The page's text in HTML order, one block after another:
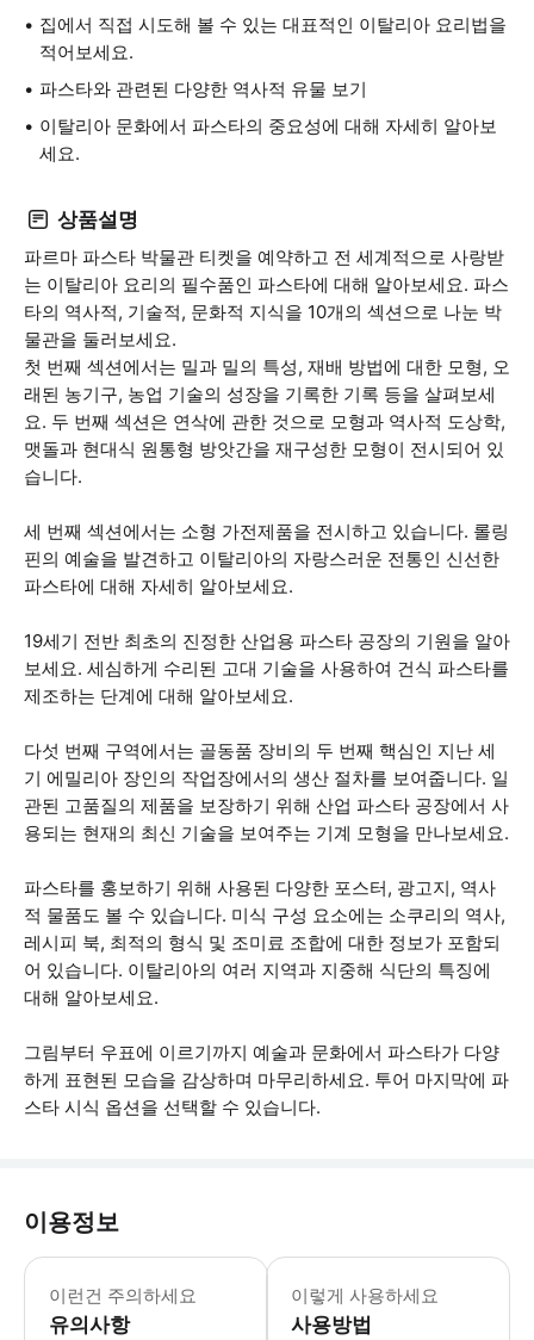
집에서 직접 시도해 볼 수 있는 대표적인 이탈리아 요리법을
적어보세요.
파스타와 관련된 다양한 역사적 유물 보기
이탈리아 문화에서 파스타의 중요성에 대해 자세히 알아보
세요.
상품설명
파르마 파스타 박물관 티켓을 예약하고 전 세계적으로 사랑받
는 이탈리아 요리의 필수품인 파스타에 대해 알아보세요. 파스
타의 역사적, 기술적, 문화적 지식을 10개의 섹션으로 나눈 박
물관을 둘러보세요.
첫 번째 섹션에서는 밀과 밀의 특성, 재배 방법에 대한 모형, 오
래된 농기구, 농업 기술의 성장을 기록한 기록 등을 살펴보세
요. 두 번째 섹션은 연삭에 관한 것으로 모형과 역사적 도상학,
맷돌과 현대식 원통형 방앗간을 재구성한 모형이 전시되어 있
습니다.
세 번째 섹션에서는 소형 가전제품을 전시하고 있습니다. 롤링
핀의 예술을 발견하고 이탈리아의 자랑스러운 전통인 신선한
파스타에 대해 자세히 알아보세요.
19세기 전반 최초의 진정한 산업용 파스타 공장의 기원을 알아
보세요. 세심하게 수리된 고대 기술을 사용하여 건식 파스타를
제조하는 단계에 대해 알아보세요.
다섯 번째 구역에서는 골동품 장비의 두 번째 핵심인 지난 세
기 에밀리아 장인의 작업장에서의 생산 절차를 보여줍니다. 일
관된 고품질의 제품을 보장하기 위해 산업 파스타 공장에서 사
용되는 현재의 최신 기술을 보여주는 기계 모형을 만나보세요.
파스타를 홍보하기 위해 사용된 다양한 포스터, 광고지, 역사
적 물품도 볼 수 있습니다. 미식 구성 요소에는 소쿠리의 역사,
레시피 북, 최적의 형식 및 조미료 조합에 대한 정보가 포함되
어 있습니다. 이탈리아의 여러 지역과 지중해 식단의 특징에
대해 알아보세요.
그림부터 우표에 이르기까지 예술과 문화에서 파스타가 다양
하게 표현된 모습을 감상하며 마무리하세요. 투어 마지막에 파
스타 시식 옵션을 선택할 수 있습니다.
이용정보
이런건 주의하세요
유의사항
이렇게 사용하세요
사용방법